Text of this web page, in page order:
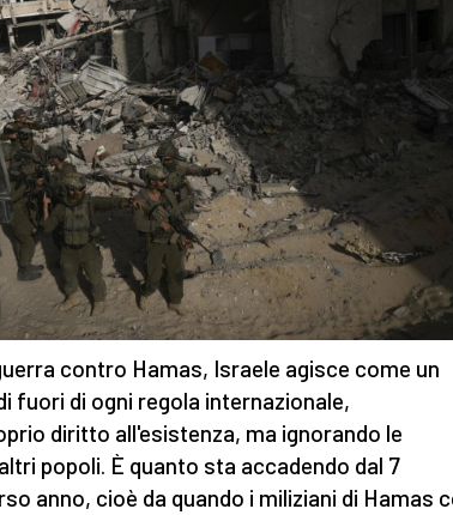
contro Hamas, Israele agisce come un
fuori di ogni regola internazionale,
diritto all'esistenza, ma ignorando le
popoli. È quanto sta accadendo dal 7
anno, cioè da quando i miliziani di Hamas